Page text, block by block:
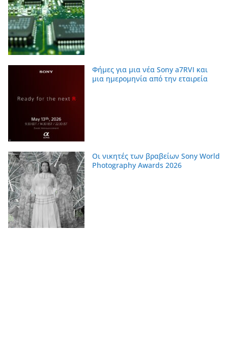
Φήμες για μια νέα Sony a7RVI και
μια ημερομηνία από την εταιρεία
Οι νικητές των βραβείων Sony World
Photography Awards 2026